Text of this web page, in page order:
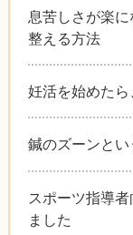
息苦しさが楽
整える方法
妊活を始めた
鍼のズーンとい
スポーツ指導
ました